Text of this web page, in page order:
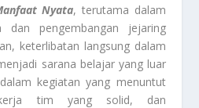
Nyata, terutama dalam
dan pengembangan jejaring
keterlibatan langsung dalam
sarana belajar yang luar
kegiatan yang menuntut
kerja tim yang solid, dan